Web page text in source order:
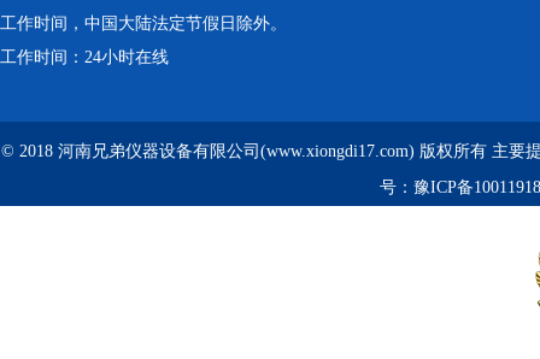
工作时间，中国大陆法定节假日除外。
工作时间：24小时在线
© 2018 河南兄弟仪器设备有限公司(www.xiongdi17.com) 版权所有 主要
号： 豫ICP备